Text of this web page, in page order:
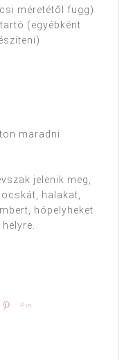
méretétől függ)
(egyébként
maradni
jelenik meg,
halakat,
hópelyheket
Pin